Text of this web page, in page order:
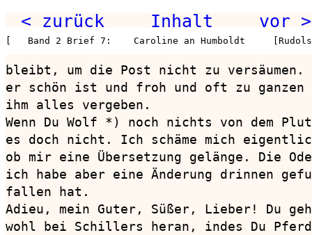
< zurück Inhalt vor >
[   Band 2 Brief 7:    Caroline an Humboldt
bleibt, um die Post nicht zu versäumen.
er schön ist und froh und oft zu ganzen
ihm alles vergeben.
Wenn Du Wolf *) noch nichts von dem
es doch nicht. Ich schäme mich
ob mir eine Übersetzung gelänge. Die
ich habe aber eine Änderung drinnen
fallen hat.
Adieu, mein Guter, Süßer, Lieber! Du
wohl bei Schillers heran, indes Du